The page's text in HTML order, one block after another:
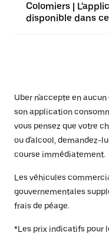
Colomiers |
disponible dans
Uber n'accepte en
son application
vous pensez que votre
ou d'alcool, demandez-
course immédiatement.
Les véhicules
gouvernementales
frais de péage.
*Les prix indicatifs pour